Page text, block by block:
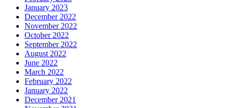
January 2023
December 2022
November 2022
October 2022
September 2022
August 2022
June 2022
March 2022
February 2022
January 2022
December 2021